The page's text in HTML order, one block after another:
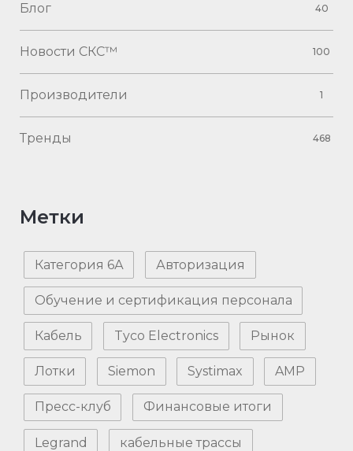
Блог 40
Новости СКС™ 100
Производители 1
Тренды 468
Метки
Категория 6А Авторизация
Обучение и сертификация персонала
Кабель Tyco Electronics Рынок
Лотки Siemon Systimax AMP
Пресс-клуб Финансовые итоги
Legrand кабельные трассы